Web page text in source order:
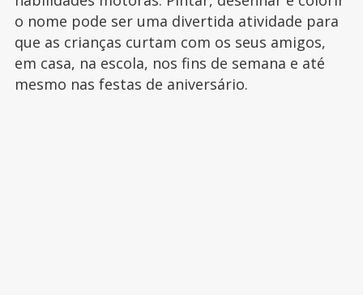
o nome pode ser uma divertida atividade para
que as crianças curtam com os seus amigos,
em casa, na escola, nos fins de semana e até
mesmo nas festas de aniversário.